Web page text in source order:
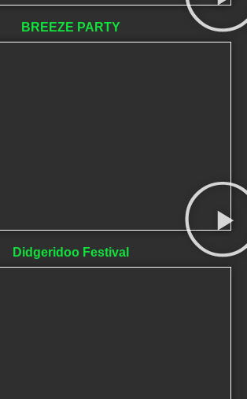
BREEZE PARTY
Didgeridoo Festival